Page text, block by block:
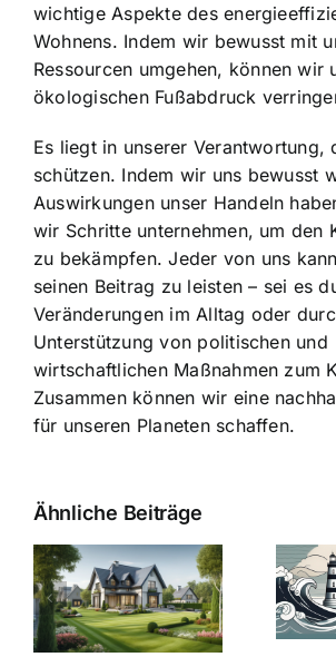
wichtige Aspekte des
Wohnens. Indem wir bewusst mit
Ressourcen umgehen, können wir
ökologischen Fußabdruck
Es liegt in unserer Verantwortung,
schützen. Indem wir uns bewusst
Auswirkungen unser Handeln
wir Schritte unternehmen, um den
zu bekämpfen. Jeder von uns
seinen Beitrag zu leisten – sei es
Veränderungen im Alltag oder
Unterstützung von politischen und
wirtschaftlichen Maßnahmen zum
Zusammen können wir eine
für unseren Planeten schaffen.
Ähnliche Beiträge
Bauzinsen im
Sturm: Die
aktuelle
Entwicklung